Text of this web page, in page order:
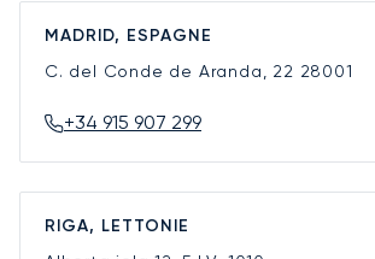
MADRID, ESPAGNE
C. del Conde de Aranda, 22 28001
+34 915 907 299
RIGA, LETTONIE